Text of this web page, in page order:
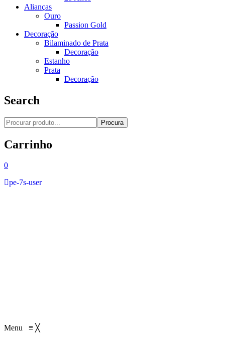
Alianças
Ouro
Passion Gold
Decoração
Bilaminado de Prata
Decoração
Estanho
Prata
Decoração
Search
Procura
Carrinho
0
pe-7s-user
Menu ≡ ╳